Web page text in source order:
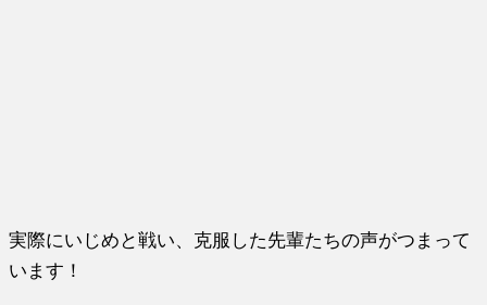
実際にいじめと戦い、克服した先輩たちの声がつまって
います！